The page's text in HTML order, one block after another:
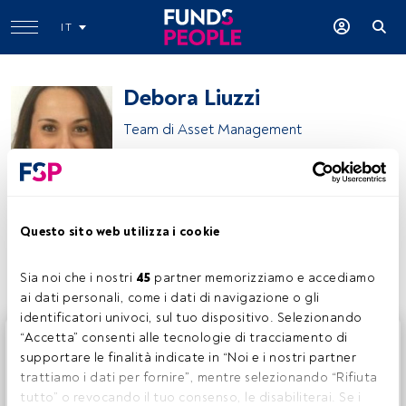
Questo sito web utilizza i cookie
Sia noi che i nostri 45 partner memorizziamo e accediamo
ai dati personali, come i dati di navigazione o gli
identificatori univoci, sul tuo dispositivo. Selezionando
“Accetta” consenti alle tecnologie di tracciamento di
supportare le finalità indicate in “Noi e i nostri partner
trattiamo i dati per fornire”, mentre selezionando “Rifiuta
tutto” o revocando il tuo consenso, le disabiliterai. Se i
IT
Debora Liuzzi
Team di Asset Management
Condividi:
Questo è un articolo riservato agli utenti FundsPeople. Se
sei già registrato, accedi tramite il pulsante Login. Se non
hai ancora un account, ti invitiamo a registrarti per scoprire
tutti i contenuti che FundsPeople ha da offrire.